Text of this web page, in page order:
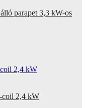
parapet 3,3 kW-os
coil 2,4 kW